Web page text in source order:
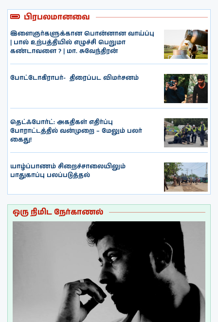
பிரபலமானவை
இளைஞர்களுக்கான பொன்னான வாய்ப்பு
| பால் உற்பத்தியில் எழுச்சி பெறுமா
கண்டாவளை ? | மா. சுவேந்திரன்
போட்டோகிராபர்- ‌ திரைப்பட விமர்சனம்
தெட்ஃபோர்ட்: அகதிகள் எதிர்ப்பு
போராட்டத்தில் வன்முறை – மேலும் பலர்
கைது!
யாழ்ப்பாணம் சிறைச்சாலையிலும்
பாதுகாப்பு பலப்படுத்தல்
ஒரு நிமிட நேர்காணல்